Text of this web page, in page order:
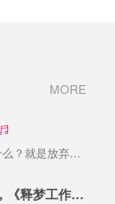
MORE
精神分析治疗的起点是什么？就是放弃催眠，转向自由联想，随后在自由联想的这个节点上
跟随精分大师学解梦，《释梦工作坊》邀您加入！